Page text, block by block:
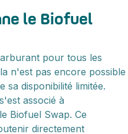
le Biofuel
pour tous les
n'est pas encore possible
sa disponibilité limitée.
associé à
Biofuel Swap. Ce
directement